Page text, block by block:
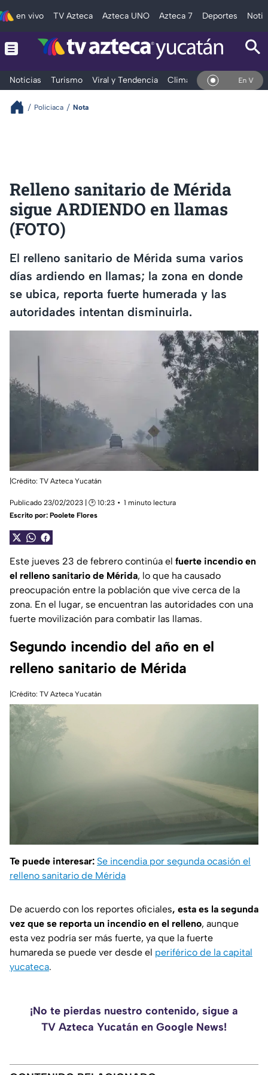
en vivo TV Azteca Azteca UNO Azteca 7 Deportes
Noticias Turismo Viral y Tendencia Clima Deportes En Vivo
Policiaca Nota
Relleno sanitario de Mérida
sigue ARDIENDO en llamas
(FOTO)
El relleno sanitario de Mérida suma varios
días ardiendo en llamas; la zona en donde
se ubica, reporta fuerte humerada y las
autoridades intentan disminuirla.
|Crédito: TV Azteca Yucatán
Publicado 23/02/2023 | 🕑 10:23
1 minuto lectura
Escrito por: Poolete Flores
Este jueves 23 de febrero continúa el fuerte incendio en
el relleno sanitario de Mérida, lo que ha causado
preocupación entre la población que vive cerca de la
zona. En el lugar, se encuentran las autoridades con una
fuerte movilización para combatir las llamas.
Segundo incendio del año en el
relleno sanitario de Mérida
|Crédito: TV Azteca Yucatán
Te puede interesar: Se incendia por segunda ocasión el
relleno sanitario de Mérida
De acuerdo con los reportes oficiales, esta es la segunda
vez que se reporta un incendio en el relleno, aunque
esta vez podría ser más fuerte, ya que la fuerte
humareda se puede ver desde el periférico de la capital
yucateca.
¡No te pierdas nuestro contenido, sigue a
TV Azteca Yucatán en Google News!